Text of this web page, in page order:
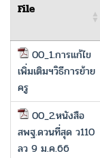
File
00_1.การแก้ไข
เพิ่มเติมฯวิธีการย้าย
ครู
00_2.หนังสือ
สพฐ.ดวนที่สุด ว110
ลว 9 ม.ค.66